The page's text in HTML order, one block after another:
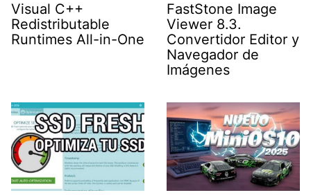
Visual C++
Redistributable
Runtimes All-in-One
FastStone Image
Viewer 8.3.
Convertidor Editor y
Navegador de
Imágenes